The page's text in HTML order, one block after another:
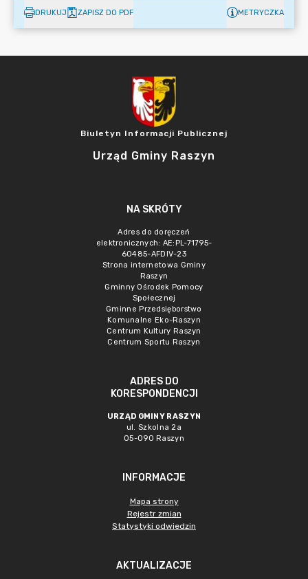
DRUKUJ ZAPISZ DO PDF METRYCZKA
Biuletyn Informacji Publicznej
Urząd Gminy Raszyn
NA SKRÓTY
Adres do doręczeń
elektronicznych: AE:PL-71795-
60485-AFDIV-23
Strona internetowa Gminy
Raszyn
Gminny Ośrodek Pomocy
Społecznej
Gminne Przedsięborstwo
Komunalne Eko-Raszyn
Centrum Kultury Raszyn
Centrum Sportu Raszyn
ADRES DO
KORESPONDENCJI
URZĄD GMINY RASZYN
ul. Szkolna 2a
05-090 Raszyn
INFORMACJE
Mapa strony
Rejestr zmian
Statystyki odwiedzin
AKTUALIZACJE